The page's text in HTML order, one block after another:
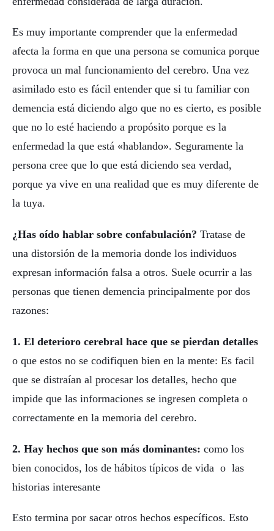
Es muy importante comprender que la enfermedad
afecta la forma en que una persona se comunica porque
provoca un mal funcionamiento del cerebro. Una vez
asimilado esto es fácil entender que si tu familiar con
demencia está diciendo algo que no es cierto, es posible
que no lo esté haciendo a propósito porque es la
enfermedad la que está «hablando». Seguramente la
persona cree que lo que está diciendo sea verdad,
porque ya vive en una realidad que es muy diferente de
la tuya.
¿Has oído hablar sobre confabulación? Tratase de
una distorsión de la memoria donde los individuos
expresan información falsa a otros. Suele ocurrir a las
personas que tienen demencia principalmente por dos
razones:
1. El deterioro cerebral hace que se pierdan detalles
o que estos no se codifiquen bien en la mente: Es facil
que se distraían al procesar los detalles, hecho que
impide que las informaciones se ingresen completa o
correctamente en la memoria del cerebro.
2. Hay hechos que son más dominantes: como los
bien conocidos, los de hábitos típicos de vida o las
historias interesante
Esto termina por sacar otros hechos específicos. Esto